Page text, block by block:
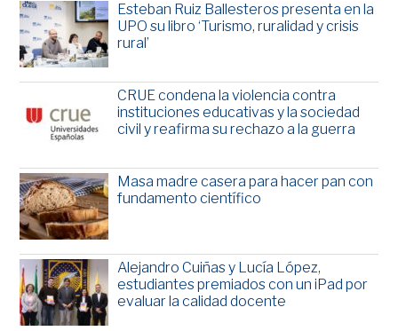
Esteban Ruiz Ballesteros presenta en la
UPO su libro ‘Turismo, ruralidad y crisis
rural’
CRUE condena la violencia contra
instituciones educativas y la sociedad
civil y reafirma su rechazo a la guerra
Masa madre casera para hacer pan con
fundamento científico
Alejandro Cuiñas y Lucía López,
estudiantes premiados con un iPad por
evaluar la calidad docente